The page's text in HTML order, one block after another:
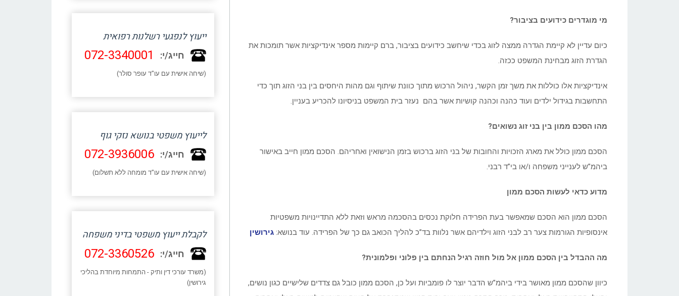
מי מוגדרים כידועים בציבור?
כיום עדיין לא קיימת הגדרה ממצה לזוג בכדי שיחשב כידועים בציבור, ברם קיימות מספר אינדיקציות אשר תומכות את
הגדרת הזוג מבחינת המשפט ככזה.
אינדיקציות אלו כוללות את משך זמן הקשר, ניהול הרכוש מתוך כוונת שיתוף וגם מהות היחסים בין בני הזוג תוך כדי
התחשבות בגידול ילדים ועוד כהנה וכהנה קושיות אשר בהם נעזר בית המשפט בניסיונו להכריע בעניין.
מהו הסכם ממון בין בני זוג נשואים?
הסכם ממון כולל את מארג הזכויות והחובות של בני הזוג ברכוש בזמן הנישואין ואחריהם. הסכם ממון חייב באישור
ביהמ”ש לענייני משפחה ו/או בי”ד רבני.
מדוע כדאי לעשות הסכם ממון
הסכם ממון הוא הסכם שמאפשר בעת הפרידה חלוקת נכסים בהסכמה מראש וזאת ללא התדיינויות משפטיות
אינסופיות הגורמות צער רב לבני הזוג וילדיהם אשר נלוות בד”כ להליך הכואב גם כך של הפרידה. עוד בנושא: גירושין
מה ההבדל בין הסכם ממון אל מול חוזה רגיל הנחתם בין פלוני ופלמונית?
כיוון שהסכם ממון מאושר בידי ביהמ”ש הדבר יוצר לו פומביות ועל כן, הסכם ממון כובל גם צדדים שלישיים כגון נושים,
ייעוץ לנפגעי רשלנות רפואית
חייג/י: 072-3340001
(שיחה אישית עם עו"ד עופר סולר)
לייעוץ משפטי בנושא נזקי גוף
חייג/י: 072-3936006
(שיחה אישית עם עו"ד מומחה ללא תשלום)
לקבלת ייעוץ משפטי בדיני משפחה
חייג/י: 072-3360526
(משרד עורכי דין ותיק - התמחות מיוחדת בהליכי
גירושין)